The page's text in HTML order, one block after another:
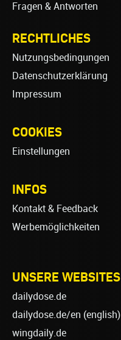
Fragen & Antworten
RECHTLICHES
Nutzungsbedingungen
Datenschutzerklärung
Impressum
COOKIES
Einstellungen
INFOS
Kontakt & Feedback
Werbemöglichkeiten
UNSERE WEBSITES
dailydose.de
dailydose.de/en (english)
wingdaily.de